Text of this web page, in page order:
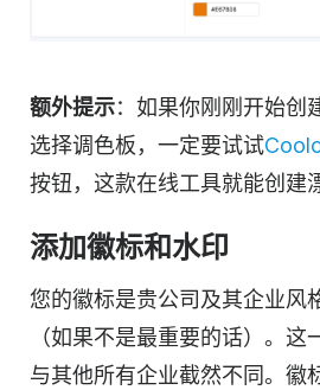
额外提示：如果你刚刚开始创
选择调色板，一定要试试
按钮，这款在线工具就能创建
添加徽标和水印
您的徽标是贵公司及其企业风
（如果不是最重要的话）。这
与其他所有企业截然不同。徽